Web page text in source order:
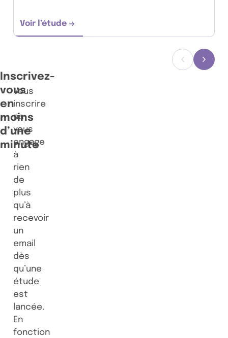
Voir l’étude
(Re)travailler après un cancer : qu’est-ce
Précédent
Inscrivez-
vous
en
moins
d’une
minute
Vous
inscrire
ne
vous
engage
à
rien
de
plus
qu’à
recevoir
un
email
dès
qu’une
étude
est
lancée.
En
fonction